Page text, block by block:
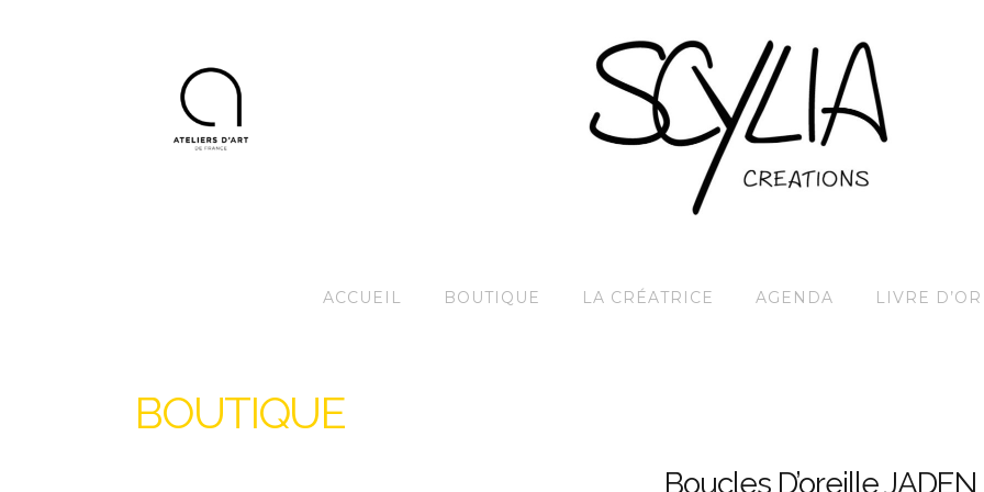
ACCUEIL BOUTIQUE LA CRÉATRICE AGENDA LIVRE D’OR
BOUTIQUE
Boucles D’oreille JADEN